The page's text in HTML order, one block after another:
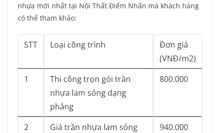
nhựa mới nhất tại Nội Thất Điểm Nhấn mà khách hàng
có thể tham khảo:
STT Loại công trình
Đơn giá
(VNĐ/m2)
1
Thi công trọn gói trần
nhựa lam sóng dạng
phẳng
800.000
2
Giá trần nhựa lam sóng
940.000